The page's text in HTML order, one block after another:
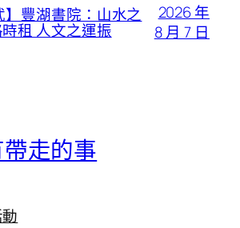
】豐湖書院：山水之
租 人文之運振
2026 年
8 月 7 日
走的事